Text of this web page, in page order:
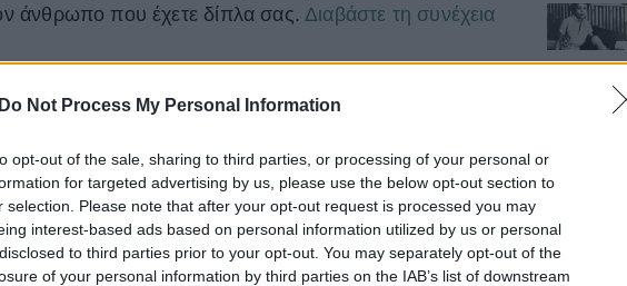
Do Not Process My Personal Information
opt-out of the sale, sharing to third parties, or processing of your personal or
for targeted advertising by us, please use the below opt-out section to
selection. Please note that after your opt-out request is processed you may
interest-based ads based on personal information utilized by us or personal
to third parties prior to your opt-out. You may separately opt-out of the
of your personal information by third parties on the IAB’s list of downstream
άνθρωπο που έχετε δίπλα σας.Διαβάστε τη συνέχεια